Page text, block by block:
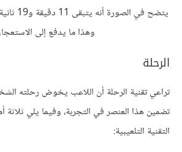
يتضح في
وهذا ما يدفع إلى
الرحلة
تراعي تقنية الرحلة أن اللاعب يخوض رحلته
تضمين هذا العنصر في التجربة، وفيما يلي
التقنية التلعيبية: